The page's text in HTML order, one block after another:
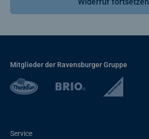
Mitglieder der Ravensburger Gruppe
Service